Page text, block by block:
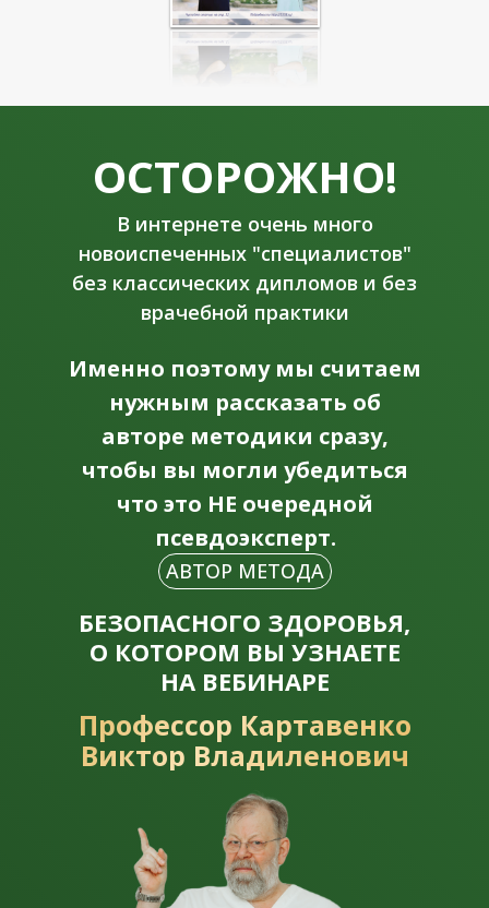
ОСТОРОЖНО!
В интернете очень много
новоиспеченных "специалистов"
без классических дипломов и без
врачебной практики
Профессор Картавенко
Виктор Владиленович
БЕЗОПАСНОГО ЗДОРОВЬЯ,
О КОТОРОМ ВЫ УЗНАЕТЕ
НА ВЕБИНАРЕ
АВТОР МЕТОДА
Именно поэтому мы считаем
нужным рассказать об
авторе методики сразу,
чтобы вы могли убедиться
что это НЕ очередной
псевдоэксперт.